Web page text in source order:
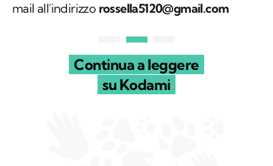
mail all'indirizzo rossella5120@gmail.com
Continua a leggere
su Kodami